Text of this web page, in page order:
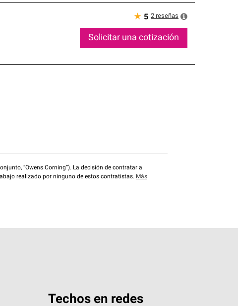
★ 5 2 reseñas
Solicitar una cotización
“Owens Corning”). La decisión de contratar a
realizado por ninguno de estos contratistas. Más
Techos en redes